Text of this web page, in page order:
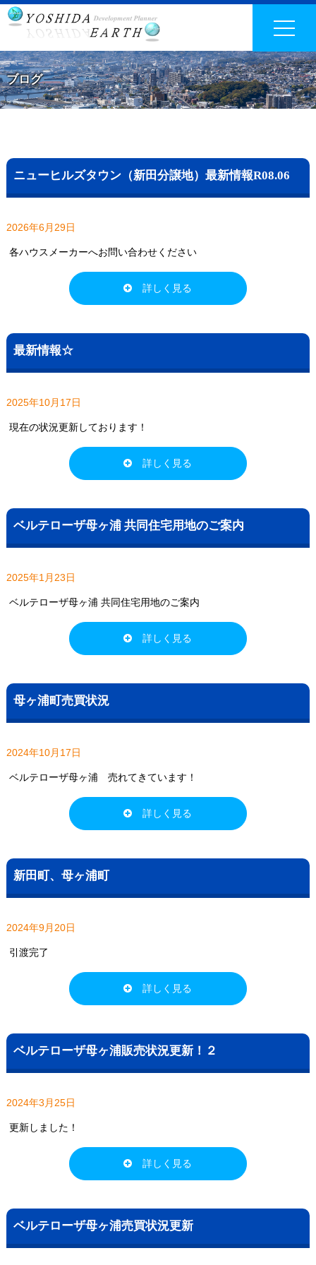
ブログ
ニューヒルズタウン（新田分譲地）最新情報R08.06
2026年6月29日
各ハウスメーカーへお問い合わせください
詳しく見る
最新情報☆
2025年10月17日
現在の状況更新しております！
詳しく見る
ベルテローザ母ヶ浦 共同住宅用地のご案内
2025年1月23日
ベルテローザ母ヶ浦 共同住宅用地のご案内
詳しく見る
母ヶ浦町売買状況
2024年10月17日
ベルテローザ母ヶ浦 売れてきています！
詳しく見る
新田町、母ヶ浦町
2024年9月20日
引渡完了
詳しく見る
ベルテローザ母ヶ浦販売状況更新！２
2024年3月25日
更新しました！
詳しく見る
ベルテローザ母ヶ浦売買状況更新